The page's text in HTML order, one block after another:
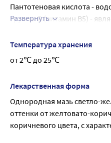
Пантотеновая кислота -
группы В (витамин В5) -
нормализует клеточный
прочность коллагеновых
потребности в
недостаток можно
декспантенола. Оказывает
противовоспалительное
Развернуть
Температура хранения
от 2℃ до 25℃
Лекарственная форма
Однородная мазь светло-
оттенки от желтовато-
коричневого цвета, с